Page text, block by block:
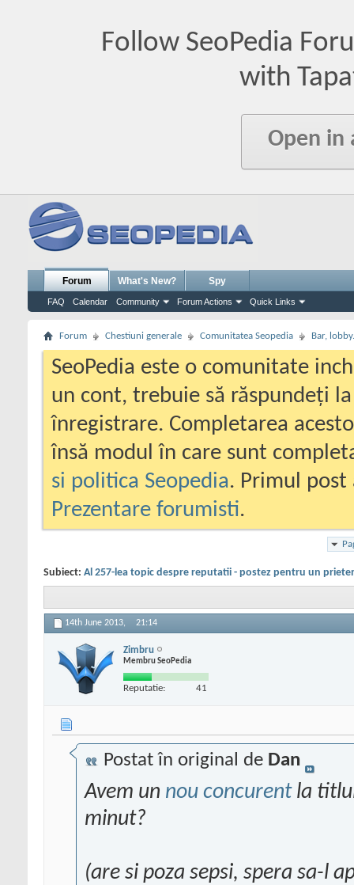
Follow SeoPedia
with
Open in
Forum
FAQ Calendar Community Forum Actions Quick Links
What's New? Spy
Forum Chestiuni generale Comunitatea Seopedia Bar,
SeoPedia este o comunitate
un cont, trebuie să răspundeți
înregistrare. Completarea
însă modul în care sunt
si politica Seopedia. Primul
Prezentare forumisti.
Subiect: Al 257-lea topic despre reputatii - postez pentru un
14th June 2013, 21:14
Zimbru
Membru SeoPedia
Reputatie: 41
Postat în original de Dan
Avem un nou concurentla
minut?
(are si poza sepsi, spera sa-l